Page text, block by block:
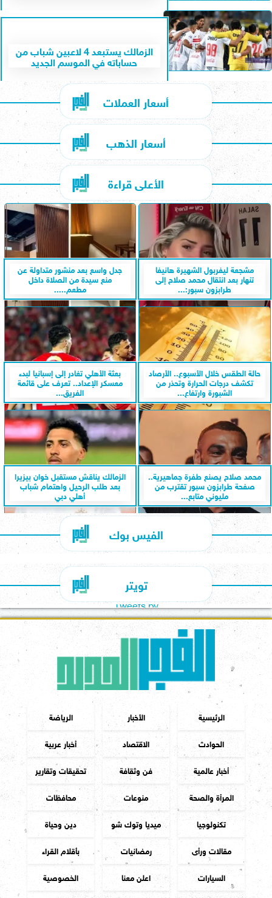
الزمالك يستبعد 4 لاعبين شباب من
حساباته في الموسم الجديد
أسعار العملات
أسعار الذهب
الأعلى قراءة
مشجعة ليفربول الشهيرة هانيفا
تنهار بعد انتقال محمد صلاح إلى
طرابزون سبور:...
جدل واسع بعد منشور متداولة عن
منع سيدة من الصلاة داخل
مطعم.....
حالة الطقس خلال الأسبوع.. الأرصاد
تكشف درجات الحرارة وتحذر من
الشبورة وارتفاع...
بعثة الأهلي تغادر إلى إسبانيا لبدء
معسكر الإعداد.. تعرف على قائمة
الفريق...
محمد صلاح يصنع طفرة جماهيرية..
صفحة طرابزون سبور تقترب من
مليوني متابع...
الزمالك يناقش مستقبل خوان بيزيرا
بعد طلب الرحيل واهتمام شباب
أهلي دبي
الفيس بوك
تويتر
Tweets by
الرئيسية الأخبار
الرياضة
الحوادث
الاقتصاد
أخبار عربية
أخبار عالمية
فن وثقافة
تحقيقات وتقارير
المرأة والصحة
منوعات
محافظات
تكنولوجيا
ميديا وتوك شو
دين وحياة
مقالات ورأى
رمضانيات
بأقلام القراء
السيارات
اعلن معنا
الخصوصية